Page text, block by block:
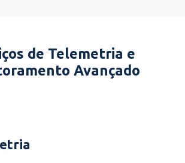
de Telemetria e
Avançado